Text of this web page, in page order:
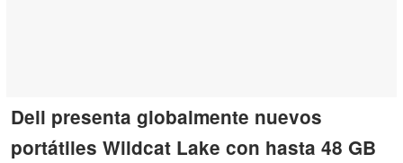
Dell presenta globalmente nuevos
portátiles Wildcat Lake con hasta 48 GB